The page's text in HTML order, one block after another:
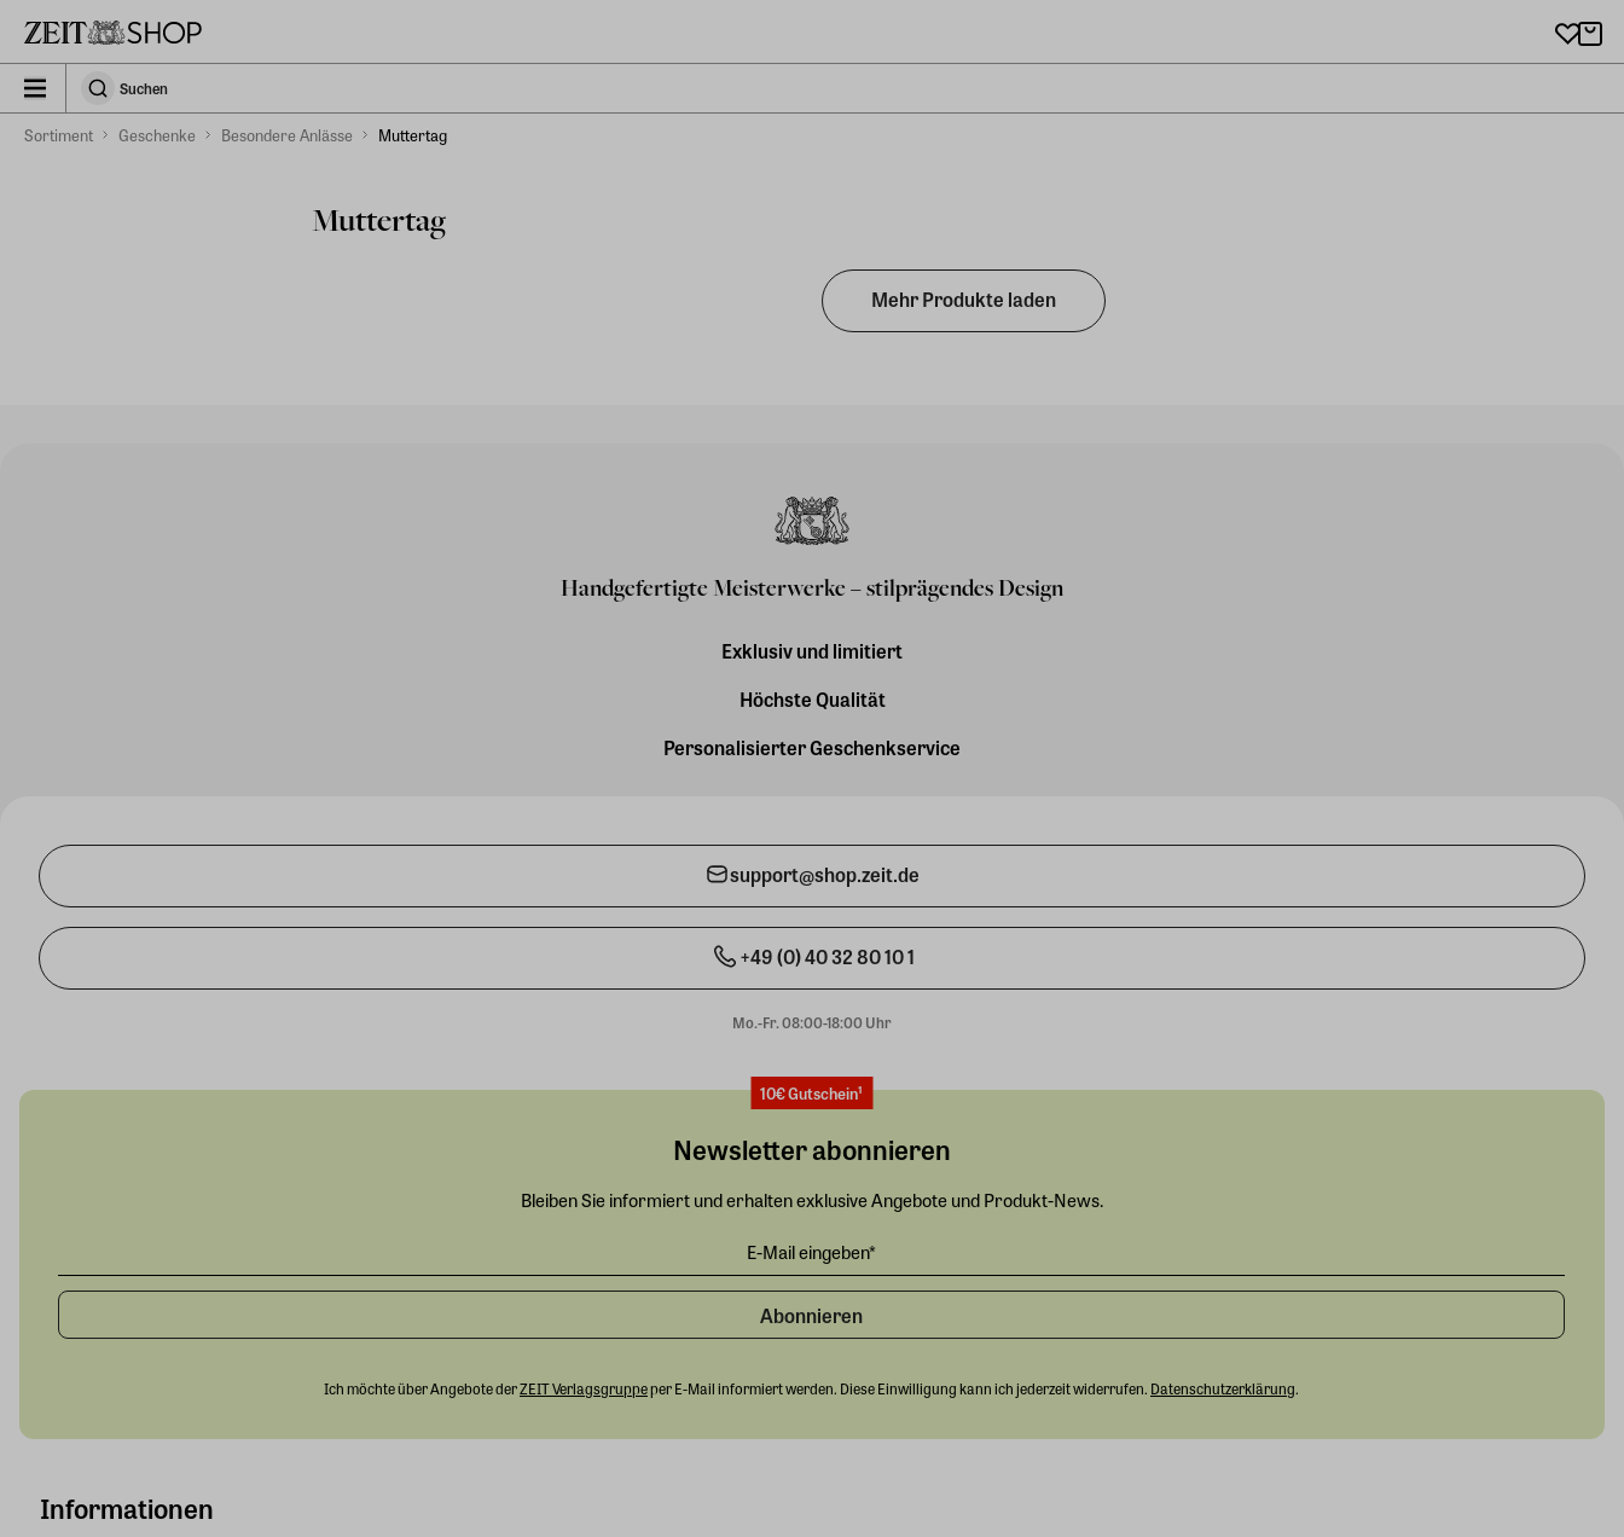
zeit_storefront.components.search.collapsed
SuchenSuchen
Sortiment Geschenke Besondere Anlässe Muttertag
Muttertag
Mehr Produkte laden
Handgefertigte Meisterwerke – stilprägendes Design
Exklusiv und limitiert
Höchste Qualität
Personalisierter Geschenkservice
support@shop.zeit.de
+49 (0) 40 32 80 10 1
Mo.-Fr. 08:00-18:00 Uhr
Informationen
10€ Gutschein¹
Newsletter abonnieren
Bleiben Sie informiert und erhalten exklusive Angebote und Produkt-News.
Abonnieren
Ich möchte über Angebote derZEIT Verlagsgruppeper E-Mail informiert werden. Diese Einwilligung kann ich jederzeit widerrufen. Datenschutzerklärung.